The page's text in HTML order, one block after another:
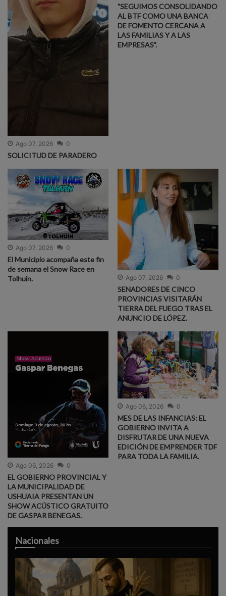
Ago 07, 2026 0
SOLICITUD DE PARADERO
"SEGUIMOS CONSOLIDANDO
AL BTF COMO UNA BANCA
DE FOMENTO CERCANA A
LAS FAMILIAS Y A LAS
EMPRESAS".
Ago 07, 2026 0
El Municipio acompaña este fin
de semana el Snow Race en
Tolhuin.
Ago 07, 2026 0
SENADORES DE CINCO
PROVINCIAS VISITARÁN
TIERRA DEL FUEGO TRAS EL
ANUNCIO DE LÓPEZ.
Ago 06, 2026 0
EL GOBIERNO PROVINCIAL Y
LA MUNICIPALIDAD DE
USHUAIA PRESENTAN UN
SHOW ACÚSTICO GRATUITO
DE GASPAR BENEGAS.
Ago 06, 2026 0
MES DE LAS INFANCIAS: EL
GOBIERNO INVITA A
DISFRUTAR DE UNA NUEVA
EDICIÓN DE EMPRENDER TDF
PARA TODA LA FAMILIA.
Nacionales